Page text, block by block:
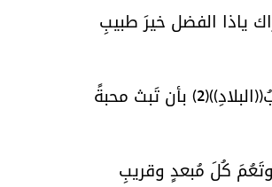
ياذا الفضل خيرَ طبيبِ
بأن تَبث محبةً
وتَعُمَ كُلَ مُبعدٍ وقريبِ